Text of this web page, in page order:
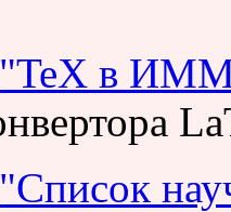
"TeX в
"Список